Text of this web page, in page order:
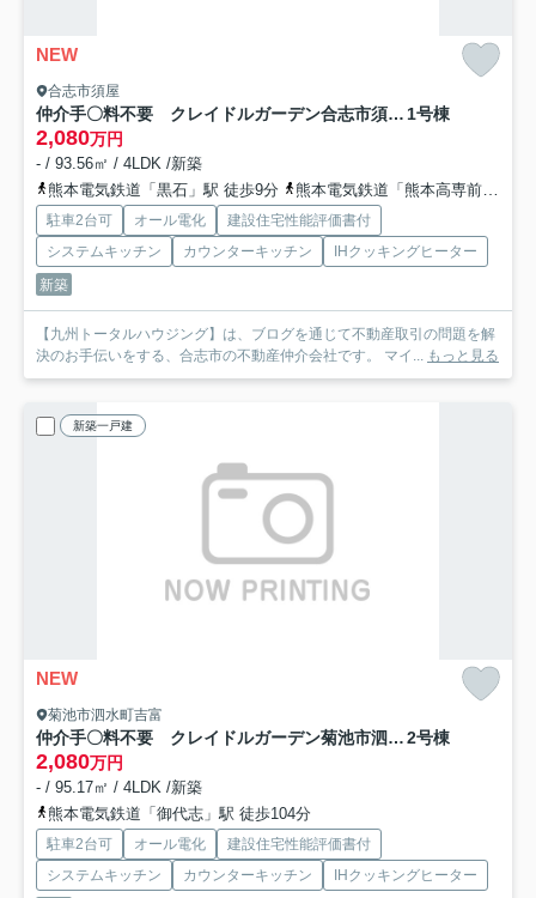
NEW
合志市須屋
仲介手〇料不要 クレイドルガーデン合志市須屋第17【西合志東小・西合志南中】 1号棟
2,080万円
- / 93.56㎡ / 4LDK /新築
熊本電気鉄道「黒石」駅 徒歩9分
熊本電気鉄道「熊本高専前」駅 徒歩11分
駐車2台可 オール電化
建設住宅性能評価書付
システムキッチン
カウンターキッチン
IHクッキングヒーター
新築
【九州トータルハウジング】は、ブログを通じて不動産取引の問題を解
決のお手伝いをする、合志市の不動産仲介会社です。 マイ...
もっと見る
新築一戸建
NEW
菊池市泗水町吉富
仲介手〇料不要 クレイドルガーデン菊池市泗水町吉富第９【泗水小・泗水中】 2号棟
2,080万円
- / 95.17㎡ / 4LDK /新築
熊本電気鉄道「御代志」駅 徒歩104分
駐車2台可 オール電化
建設住宅性能評価書付
システムキッチン
カウンターキッチン
IHクッキングヒーター